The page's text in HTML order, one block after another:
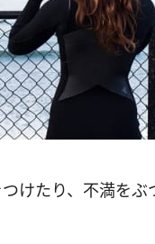
けたり、不満を